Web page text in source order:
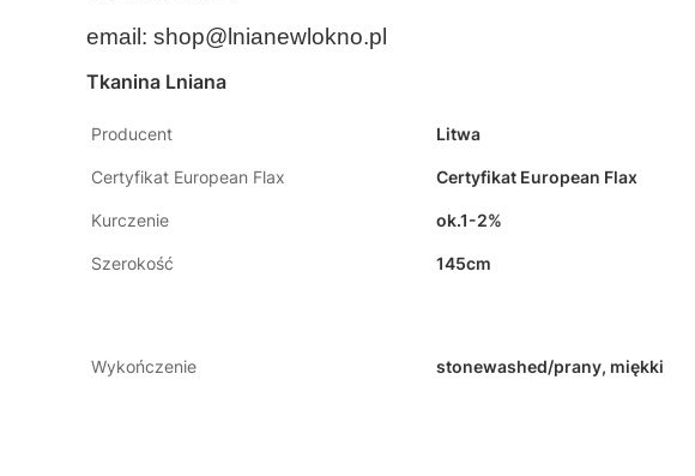
email: shop@lnianewlokno.pl
Tkanina Lniana
Producent Litwa
Certyfikat European Flax Certyfikat European Flax
Kurczenie ok.1-2%
Szerokość 145cm
Wykończenie stonewashed/prany, miękki